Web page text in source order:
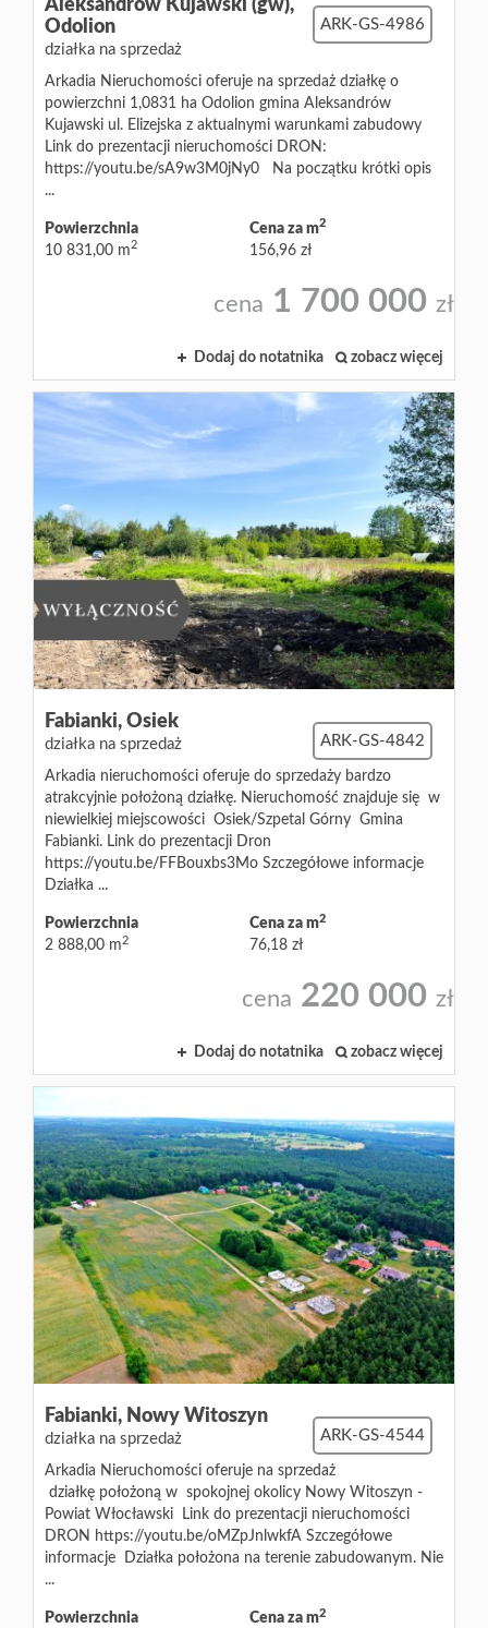
Aleksandrów Kujawski (gw),
Odolion
działka na sprzedaż
ARK-GS-4986
Arkadia Nieruchomości oferuje na sprzedaż działkę o
powierzchni 1,0831 ha Odolion gmina Aleksandrów
Kujawski ul. Elizejska z aktualnymi warunkami zabudowy
Link do prezentacji nieruchomości DRON:
https://youtu.be/sA9w3M0jNy0 Na początku krótki opis
...
Powierzchnia
10 831,00 m2
Cena za m2
156,96 zł
cena 1 700 000 zł
Dodaj do notatnika zobacz więcej
Fabianki, Osiek
działka na sprzedaż ARK-GS-4842
Arkadia nieruchomości oferuje do sprzedaży bardzo
atrakcyjnie położoną działkę. Nieruchomość znajduje się w
niewielkiej miejscowości Osiek/Szpetal Górny Gmina
Fabianki. Link do prezentacji Dron
https://youtu.be/FFBouxbs3Mo Szczegółowe informacje
Działka ...
Powierzchnia
2 888,00 m 2
Cena za m2
76,18 zł
cena 220 000 zł
Dodaj do notatnika zobacz więcej
Fabianki, Nowy Witoszyn
działka na sprzedaż ARK-GS-4544
Arkadia Nieruchomości oferuje na sprzedaż
działkę położoną w spokojnej okolicy Nowy Witoszyn -
Powiat Włocławski Link do prezentacji nieruchomości
DRON https://youtu.be/oMZpJnlwkfA Szczegółowe
informacje Działka położona na terenie zabudowanym. Nie
...
Powierzchnia Cena za m2